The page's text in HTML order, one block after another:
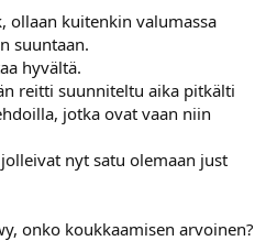
ollaan kuitenkin valumassa
suuntaan.
hyvältä.
reitti suunniteltu aika pitkälti
jotka ovat vaan niin
nyt satu olemaan just
onko koukkaamisen arvoinen?